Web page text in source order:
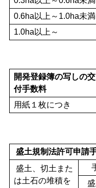
0.6ha以上～1.0ha未満
1.0ha以上～
開発登録簿の写しの交
付手数料
用紙１枚につき
盛土規制法許可申請
盛土、切土また
は土石の堆積を
盛